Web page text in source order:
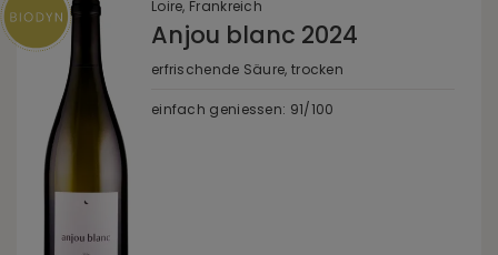
Loire, Frankreich
Anjou blanc 2024
erfrischende Säure, trocken
einfach geniessen: 91/100